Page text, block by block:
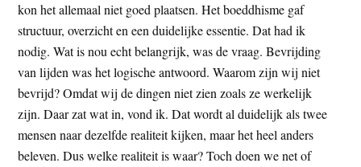
kon het allemaal niet goed plaatsen. Het boeddhisme gaf
structuur, overzicht en een duidelijke essentie. Dat had ik
nodig. Wat is nou echt belangrijk, was de vraag. Bevrijding
van lijden was het logische antwoord. Waarom zijn wij niet
bevrijd? Omdat wij de dingen niet zien zoals ze werkelijk
zijn. Daar zat wat in, vond ik. Dat wordt al duidelijk als twee
mensen naar dezelfde realiteit kijken, maar het heel anders
beleven. Dus welke realiteit is waar? Toch doen we net of